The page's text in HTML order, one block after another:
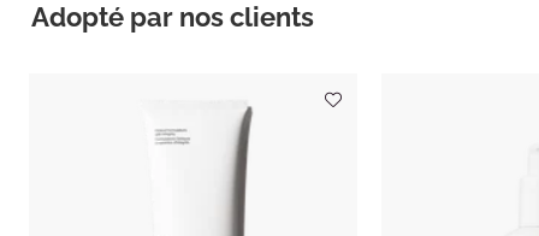
Adopté par nos clients